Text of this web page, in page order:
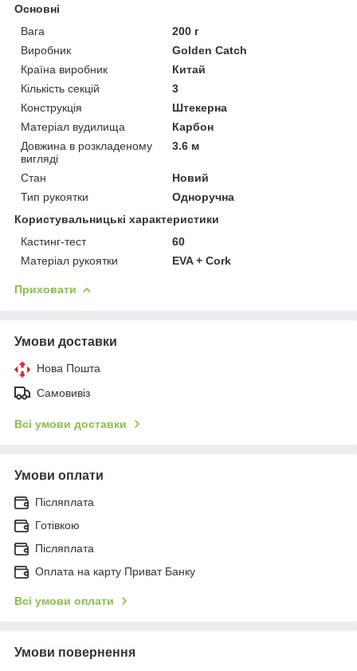
Основні
Вага
200 г
Виробник
Golden Catch
Країна виробник
Китай
Кількість секцій
3
Конструкція
Штекерна
Матеріал вудилища
Карбон
Довжина в розкладеному
вигляді
3.6 м
Стан
Новий
Тип рукоятки
Одноручна
Користувальницькі характеристики
Кастинг-тест
60
Матеріал рукоятки
EVA + Cork
Приховати
Умови доставки
Нова Пошта
Самовивіз
Всі умови доставки
Умови оплати
Післяплата
Готівкою
Післяплата
Оплата на карту Приват Банку
Всі умови оплати
Умови повернення